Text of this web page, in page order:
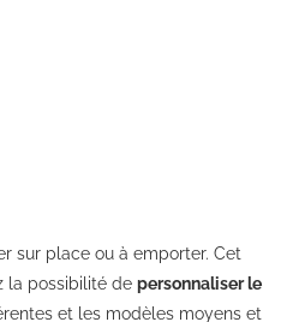
sur place ou à emporter. Cet
la possibilité de personnaliser le
et les modèles moyens et